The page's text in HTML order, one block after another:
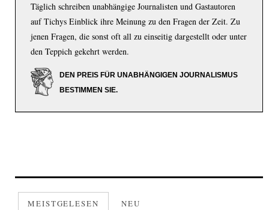
Täglich schreiben unabhängige Journalisten und Gastautoren
auf Tichys Einblick ihre Meinung zu den Fragen der Zeit. Zu
jenen Fragen, die sonst oft all zu einseitig dargestellt oder unter
den Teppich gekehrt werden.
DEN PREIS FÜR UNABHÄNGIGEN JOURNALISMUS
BESTIMMEN SIE.
MEISTGELESEN NEU